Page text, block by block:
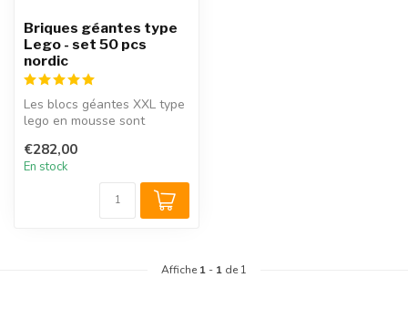
Briques géantes type
Lego - set 50 pcs
nordic
Les blocs géantes XXL type
lego en mousse sont
grandes briq...
€282,00
En stock
Affiche 1 - 1 de 1